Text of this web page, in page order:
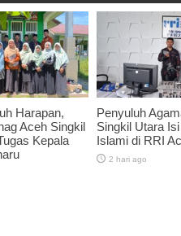
Harapan,
Aceh Singkil
Kepala
Penyuluh
Singkil Utara
Islami di RRI
2 hari ago